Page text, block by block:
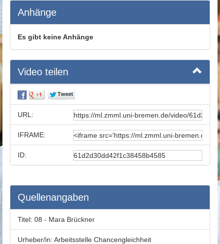
Anhänge
Es gibt keine Anhänge
Video teilen
URL:
IFRAME:
ID:
Quellenangaben
Titel: 08 - Mara Brückner
Urheber/in: Arbeitsstelle Chancengleichheit